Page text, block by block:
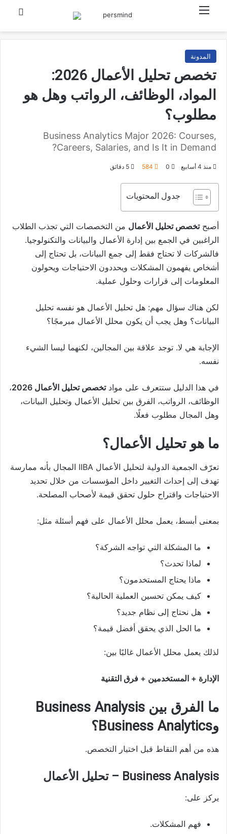
المدونة
تخصص تحليل الأعمال 2026:
المواد، الوظائف، الرواتب وهل هو
مطلوب؟
Business Analytics Major 2026: Courses,
Careers, Salaries, and Is It in Demand?
منذ 4 أسابيع 0
584
جدول المحتويات
أصبحتخصص تحليل الأعمال من التخصصات التي تجذب الطلاب
الراغبين في الجمع بين إدارة الأعمال والبيانات والتكنولوجيا.
فالشركات لا تحتاج فقط إلى جمع البيانات، بل تحتاج إلى
أشخاص يفهمون المشكلات ويحددون الاحتياجات ويحولون
المعلومات إلى قرارات وحلول عملية.
لكن هناك سؤال مهم: هل تحليل الأعمال هو نفسه تحليل
البيانات؟ وهل يجب أن يكون محلل الأعمال مبرمجًا؟
الإجابة هي لا. توجد علاقة بين المجالين، لكنهما ليسا الشيء
نفسه.
في هذا الدليل ستتعرف على موادتخصص تحليل الأعمال 2026
،
الوظائف، الرواتب، الفرق بين تحليل الأعمال وتحليل البيانات،
وهل المجال مطلوب فعلًا.
ما هو تحليل الأعمال؟
تعرّف الجمعية الدولية لتحليل الأعمال IIBA المجال بأنه ممارسة
تهدف إلى إحداث التغيير داخل المؤسسات من خلال تحديد
الاحتياجات واقتراح حلول تحقق قيمة لأصحاب المصلحة.
بمعنى أبسط، يعمل محلل الأعمال على فهم أسئلة مثل:
ما المشكلة التي تواجه الشركة؟
لماذا تحدث؟
ماذا يحتاج المستخدمون؟
كيف يمكن تحسين العملية الحالية؟
هل نحتاج إلى نظام جديد؟
ما الحل الذي يحقق أفضل قيمة؟
لذلك يعمل محلل الأعمال غالبًا بين:
الإدارة + المستخدمين + فرق التقنية
ما الفرق بين Business Analysis
وBusiness Analytics؟
هذه من أهم النقاط قبل اختيار التخصص.
Business Analysis – تحليل الأعمال
يركز على:
فهم المشكلات.